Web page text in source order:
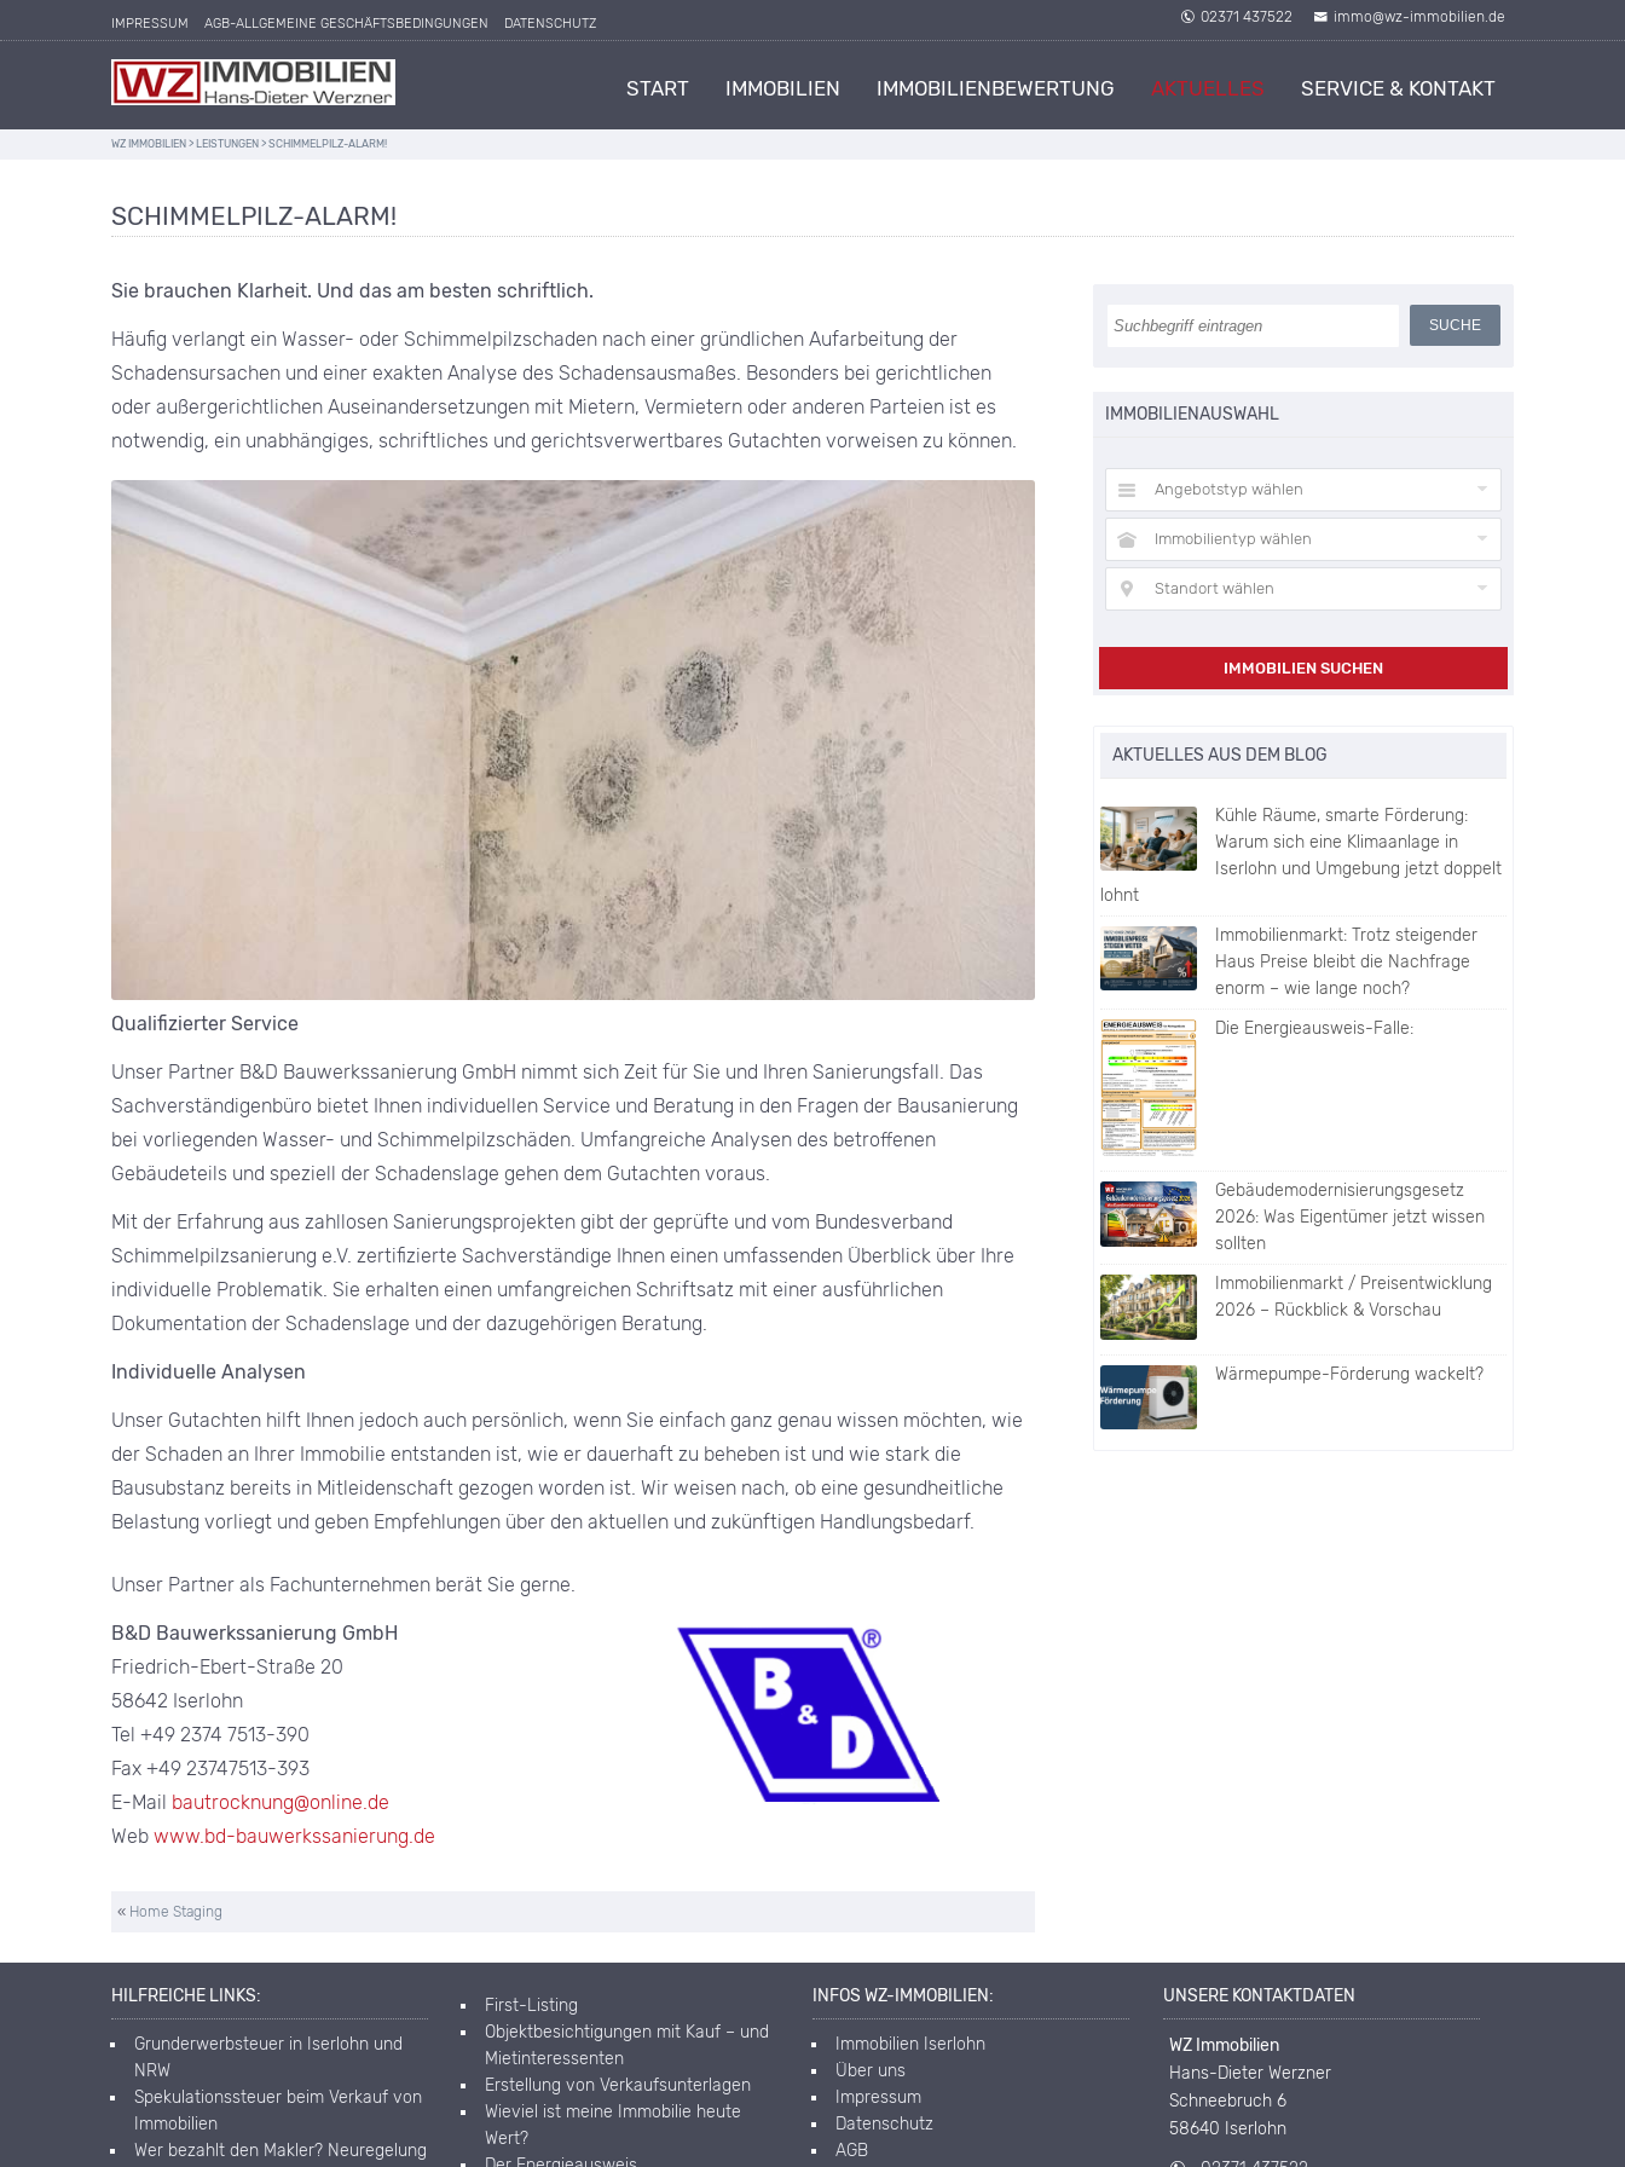
IMPRESSUM AGB-ALLGEMEINE GESCHÄFTSBEDINGUNGEN DATENSCHUTZ 02371 437522 immo@wz-immobilien.de
START IMMOBILIEN IMMOBILIENBEWERTUNG AKTUELLES SERVICE & KONTAKT
WZ IMMOBILIEN > LEISTUNGEN > SCHIMMELPILZ-ALARM!
SCHIMMELPILZ-ALARM!
Sie brauchen Klarheit. Und das am besten schriftlich.
Häufig verlangt ein Wasser- oder Schimmelpilzschaden nach einer gründlichen Aufarbeitung der
Schadensursachen und einer exakten Analyse des Schadensausmaßes. Besonders bei gerichtlichen
oder außergerichtlichen Auseinandersetzungen mit Mietern, Vermietern oder anderen Parteien ist es
notwendig, ein unabhängiges, schriftliches und gerichtsverwertbares Gutachten vorweisen zu können.
Qualifizierter Service
Unser Partner B&D Bauwerkssanierung GmbH nimmt sich Zeit für Sie und Ihren Sanierungsfall. Das
Sachverständigenbüro bietet Ihnen individuellen Service und Beratung in den Fragen der Bausanierung
bei vorliegenden Wasser- und Schimmelpilzschäden. Umfangreiche Analysen des betroffenen
Gebäudeteils und speziell der Schadenslage gehen dem Gutachten voraus.
Mit der Erfahrung aus zahllosen Sanierungsprojekten gibt der geprüfte und vom Bundesverband
Schimmelpilzsanierung e.V. zertifizierte Sachverständige Ihnen einen umfassenden Überblick über Ihre
individuelle Problematik. Sie erhalten einen umfangreichen Schriftsatz mit einer ausführlichen
Dokumentation der Schadenslage und der dazugehörigen Beratung.
Individuelle Analysen
Unser Gutachten hilft Ihnen jedoch auch persönlich, wenn Sie einfach ganz genau wissen möchten, wie
der Schaden an Ihrer Immobilie entstanden ist, wie er dauerhaft zu beheben ist und wie stark die
Bausubstanz bereits in Mitleidenschaft gezogen worden ist. Wir weisen nach, ob eine gesundheitliche
Belastung vorliegt und geben Empfehlungen über den aktuellen und zukünftigen Handlungsbedarf.
Unser Partner als Fachunternehmen berät Sie gerne.
B&D Bauwerkssanierung GmbH
Friedrich-Ebert-Straße 20
58642 Iserlohn
Tel +49 2374 7513-390
Fax +49 23747513-393
E-Mail bautrocknung@online.de
Web www.bd-bauwerkssanierung.de
« Home Staging
IMMOBILIENAUSWAHL
Angebotstyp wählen
Immobilientyp wählen
Standort wählen
IMMOBILIEN SUCHEN
AKTUELLES AUS DEM BLOG
Kühle Räume, smarte Förderung:
Warum sich eine Klimaanlage in
Iserlohn und Umgebung jetzt doppelt
lohnt
Immobilienmarkt: Trotz steigender
Haus Preise bleibt die Nachfrage
enorm – wie lange noch?
Die Energieausweis-Falle:
Gebäudemodernisierungsgesetz
2026: Was Eigentümer jetzt wissen
sollten
Immobilienmarkt / Preisentwicklung
2026 – Rückblick & Vorschau
Wärmepumpe-Förderung wackelt?
HILFREICHE LINKS:
Grunderwerbsteuer in Iserlohn und
NRW
Spekulationssteuer beim Verkauf von
Immobilien
Wer bezahlt den Makler? Neuregelung
First-Listing
Objektbesichtigungen mit Kauf – und
Mietinteressenten
Erstellung von Verkaufsunterlagen
Wieviel ist meine Immobilie heute
Wert?
INFOS WZ-IMMOBILIEN:
Immobilien Iserlohn
Über uns
Impressum
Datenschutz
AGB
UNSERE KONTAKTDATEN
WZ Immobilien
Hans-Dieter Werzner
Schneebruch 6
58640 Iserlohn